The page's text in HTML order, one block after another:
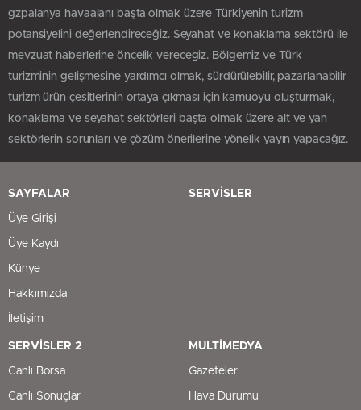
gzpalanya havaalanı başta olmak üzere Türkiyenin turizm
potansiyelini değerlendireceğiz. Seyahat ve konaklama sektörü ile
mevzuat haberlerine öncelik verecegiz. Bölgemiz ve Türk
turizminin gelişmesine yardımcı olmak, sürdürülebilir, pazarlanabilir
turizm ürün çesitlerinin ortaya çıkması için kamuoyu oluşturmak,
konaklama ve seyahat sektörleri başta olmak üzere alt ve yan
sektörlerin sorunları ve çözüm önerilerine yönelik yayın yapacağız.
SAYFALAR
Üye Girişi
Üye Kaydı
Künye
Hakkımızda
İletişim
SERVİSLER
SERVİSLER 2
Canlı Borsa
Canlı Sonuçlar
MULTİMEDYA
Gazeteler
Hava Durumu